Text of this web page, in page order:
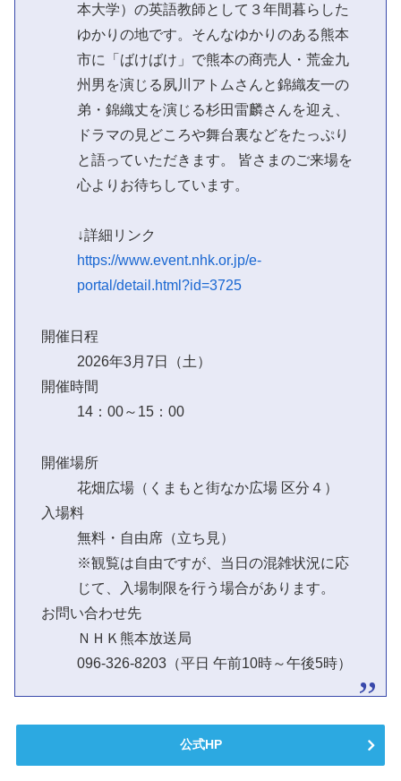
本大学）の英語教師として３年間暮らした
ゆかりの地です。そんなゆかりのある熊本
市に「ばけばけ」で熊本の商売人・荒金九
州男を演じる夙川アトムさんと錦織友一の
弟・錦織丈を演じる杉田雷麟さんを迎え、
ドラマの見どころや舞台裏などをたっぷり
と語っていただきます。 皆さまのご来場を
心よりお待ちしています。
↓詳細リンク
https://www.event.nhk.or.jp/e-
portal/detail.html?id=3725
開催日程
2026年3月7日（土）
開催時間
14：00～15：00
開催場所
花畑広場（くまもと街なか広場 区分４）
入場料
無料・自由席（立ち見）
※観覧は自由ですが、当日の混雑状況に応
じて、入場制限を行う場合があります。
お問い合わせ先
ＮＨＫ熊本放送局
096-326-8203（平日 午前10時～午後5時）
公式HP